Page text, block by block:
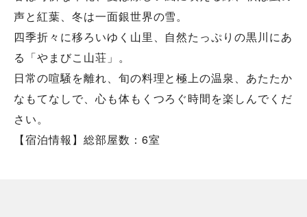
声と紅葉、冬は一面銀世界の雪。
四季折々に移ろいゆく山里、自然たっぷりの黒川にあ
る「やまびこ山荘」。
日常の喧騒を離れ、旬の料理と極上の温泉、あたたか
なもてなしで、心も体もくつろぐ時間を楽しんでくだ
さい。
【宿泊情報】総部屋数：6室